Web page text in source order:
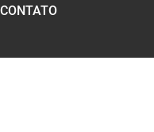
CONTATO